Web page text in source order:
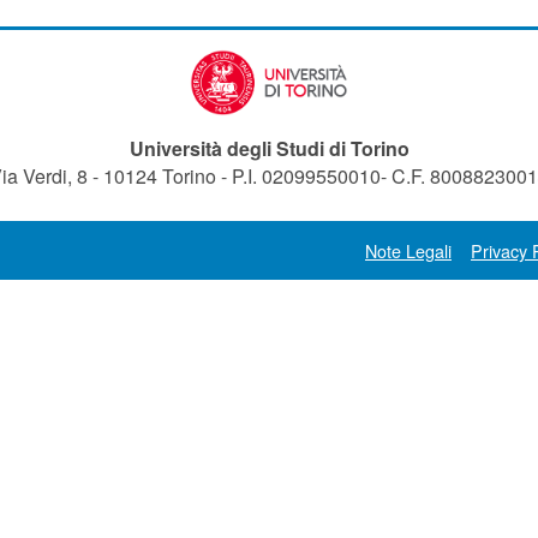
Università degli Studi di Torino
Verdi, 8 - 10124 Torino - P.I. 02099550010- C.F.
Note Legali Privacy